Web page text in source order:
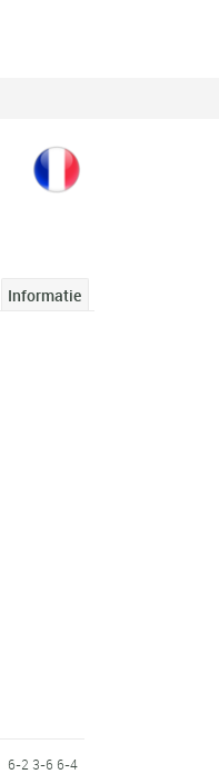
Informatie
6-2 3-6 6-4